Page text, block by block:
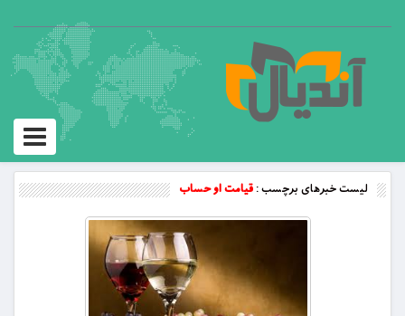
Toggle
لیست خبرهای برچسب :قیامت او حساب